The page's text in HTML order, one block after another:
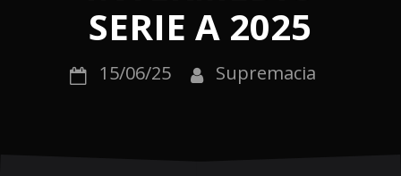
SERIE A 2025
15/06/25 Supremacia